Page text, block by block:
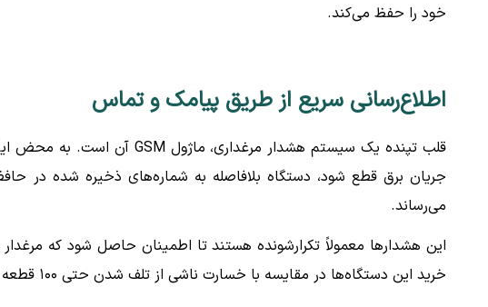
خود را حفظ می‌کند.
اطلاع‌رسانی سریع از طریق پیامک و تماس
جریان برق قطع شود، دستگاه بلافاصله به شماره‌های ذخیره شده در
می‌رساند.
این هشدارها معمولاً تکرارشونده هستند تا اطمینان حاصل شود که
خرید این دستگاه‌ها در مقایسه با خسارت ناشی از تلف شدن حتی ۱۰۰ قطعه مرغ، بسیار ناچیز و اقتصادی است.